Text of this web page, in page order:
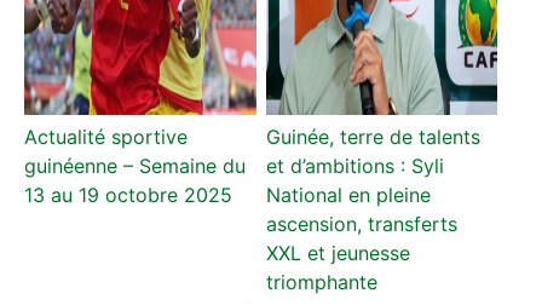
Actualité sportive
guinéenne – Semaine du
13 au 19 octobre 2025
Guinée, terre de talents
et d’ambitions : Syli
National en pleine
ascension, transferts
XXL et jeunesse
triomphante